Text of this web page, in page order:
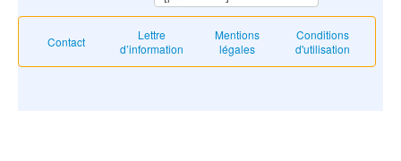
Contact
Lettre
d’information
Mentions
légales
Conditions
d'utilisation